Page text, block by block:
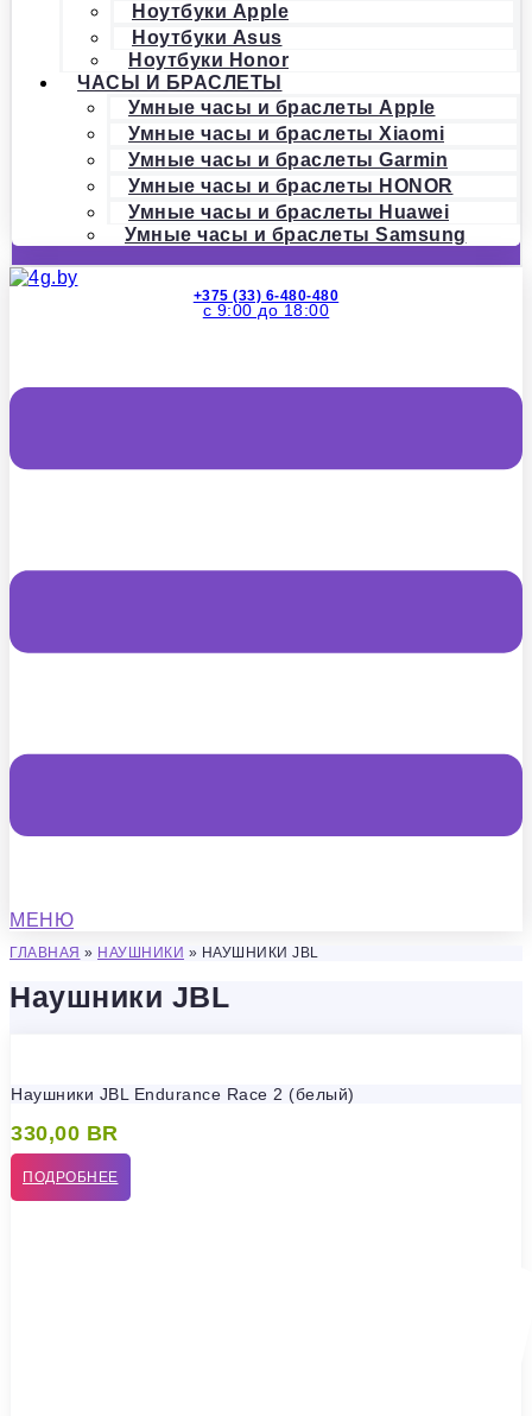
Ноутбуки Apple
Ноутбуки Asus
Ноутбуки Honor
ЧАСЫ И БРАСЛЕТЫ
Умные часы и браслеты Apple
Умные часы и браслеты Xiaomi
Умные часы и браслеты Garmin
Умные часы и браслеты HONOR
Умные часы и браслеты Huawei
Умные часы и браслеты Samsung
+375 (33) 6-480-480
с 9:00 до 18:00
МЕНЮ
ГЛАВНАЯ » НАУШНИКИ » НАУШНИКИ JBL
Наушники JBL
Наушники JBL Endurance Race 2 (белый)
330,00 BR
ПОДРОБНЕЕ